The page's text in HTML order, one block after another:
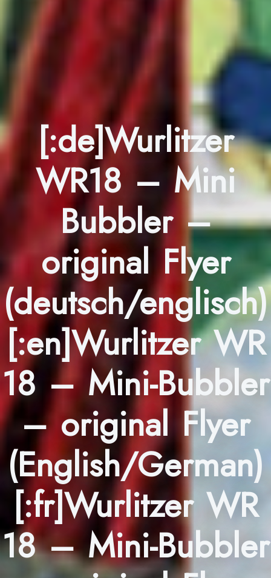
[:de]Wurlitzer
WR18 – Mini
Bubbler –
original Flyer
(deutsch/englisch)
[:en]Wurlitzer WR
18 – Mini-Bubbler
– original Flyer
(English/German)
[:fr]Wurlitzer WR
18 – Mini-Bubbler